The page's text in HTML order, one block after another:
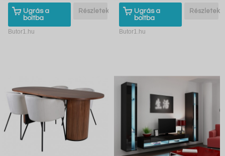
Ugrás a
boltba
Részletek
Butor1.hu
Ugrás a
boltba
Részletek
Butor1.hu